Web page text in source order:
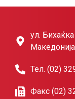
ул.
Македонија
Тел. (02)
Факс (02)